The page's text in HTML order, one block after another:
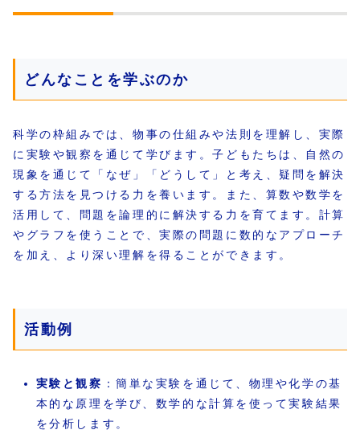
どんなことを学ぶのか
科学の枠組みでは、物事の仕組みや法則を理解し、実際
に実験や観察を通じて学びます。子どもたちは、自然の
現象を通じて「なぜ」「どうして」と考え、疑問を解決
する方法を見つける力を養います。また、算数や数学を
活用して、問題を論理的に解決する力を育てます。計算
やグラフを使うことで、実際の問題に数的なアプローチ
を加え、より深い理解を得ることができます。
活動例
実験と観察 ：簡単な実験を通じて、物理や化学の基
本的な原理を学び、数学的な計算を使って実験結果
を分析します。